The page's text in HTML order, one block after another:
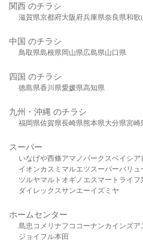
関西 のチラシ
滋賀県京都府大阪府兵庫県奈良県和歌
中国 のチラシ
鳥取県島根県岡山県広島県山口県
四国 のチラシ
徳島県香川県愛媛県高知県
九州・沖縄 のチラシ
福岡県佐賀県長崎県熊本県大分県宮崎
スーパー
いなげや西條アマノパークスベイシア
イオンカスミ マルエツスーパーバリュ
ツルヤマルト オギノ エスマート ライフ
ダイレックスサンエーイズミヤ
ホームセンター
島忠 コメリ ナフコ コーナンカインズア
ジョイフル本田